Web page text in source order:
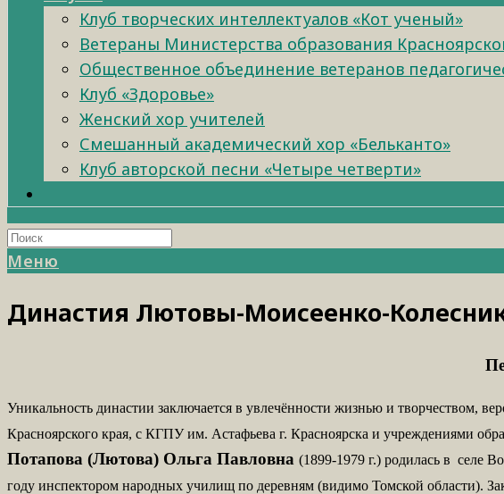
Клуб творческих интеллектуалов «Кот ученый»
Ветераны Министерства образования
Общественное объединение ветеранов
Клуб «Здоровье»
Женский хор учителей
Смешанный академический хор «Бельканто»
Клуб авторской песни «Четыре четверти»
Меню
Династия Лютовы-Моисеенко-
Уникальность династии заключается в увлечённости жизнью и творчеством,
Красноярского края, с КГПУ им. Астафьева г. Красноярска и учреждениями
Потапова (Лютова) Ольга Павловна (1899-1979 г.) родилась в селе
году инспектором народных училищ по деревням (видимо Томской области).